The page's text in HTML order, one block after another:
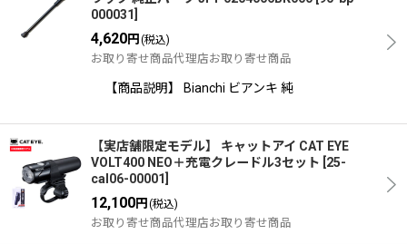
000031
4,620円 (税込)
お取り寄せ商品代理店お取り寄せ商品
【商品説明】 Bianchi ビアンキ 純
【実店舗限定モデル】 キャットアイ CAT EYE
VOLT400 NEO＋充電クレードル3セット 25-
cal06-00001
12,100円 (税込)
お取り寄せ商品代理店お取り寄せ商品